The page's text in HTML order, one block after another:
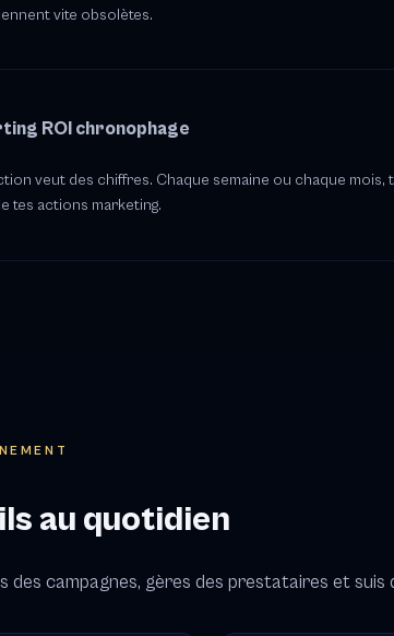
vite obsolètes.
ROI chronophage
veut des chiffres. Chaque semaine ou chaque
tes actions marketing.
au quotidien
des campagnes, gères des prestataires et suis